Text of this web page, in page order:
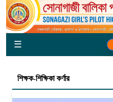
☰
শিক্ষক-শিক্ষিকা কর্ণার